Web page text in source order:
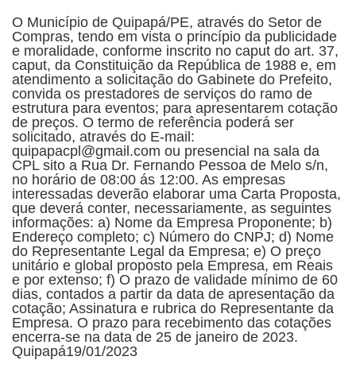
O Município de Quipapá/PE, através do Setor de
Compras, tendo em vista o princípio da publicidade
e moralidade, conforme inscrito no caput do art. 37,
caput, da Constituição da República de 1988 e, em
atendimento a solicitação do Gabinete do Prefeito,
convida os prestadores de serviços do ramo de
estrutura para eventos; para apresentarem cotação
de preços. O termo de referência poderá ser
solicitado, através do E-mail:
quipapacpl@gmail.com ou presencial na sala da
CPL sito a Rua Dr. Fernando Pessoa de Melo s/n,
no horário de 08:00 ás 12:00. As empresas
interessadas deverão elaborar uma Carta Proposta,
que deverá conter, necessariamente, as seguintes
informações: a) Nome da Empresa Proponente; b)
Endereço completo; c) Número do CNPJ; d) Nome
do Representante Legal da Empresa; e) O preço
unitário e global proposto pela Empresa, em Reais
e por extenso; f) O prazo de validade mínimo de 60
dias, contados a partir da data de apresentação da
cotação; Assinatura e rubrica do Representante da
Empresa. O prazo para recebimento das cotações
encerra-se na data de 25 de janeiro de 2023.
Quipapá19/01/2023